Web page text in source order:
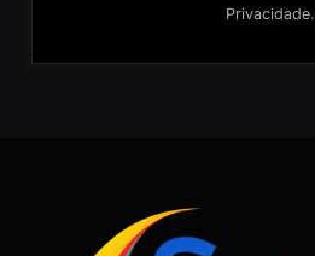
Privacidade.